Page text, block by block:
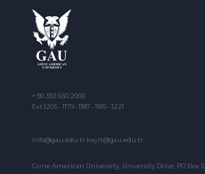
+ 90 392 650 2000
Ext:1205 - 1179 - 1187 - 1185 - 1221
info@gau.edu.tr kayit@gau.edu.tr
Girne American University, University Drive, PO Box 5,